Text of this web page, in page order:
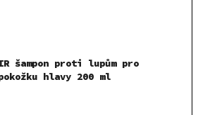
šampon proti lupům pro
hlavy 200 ml